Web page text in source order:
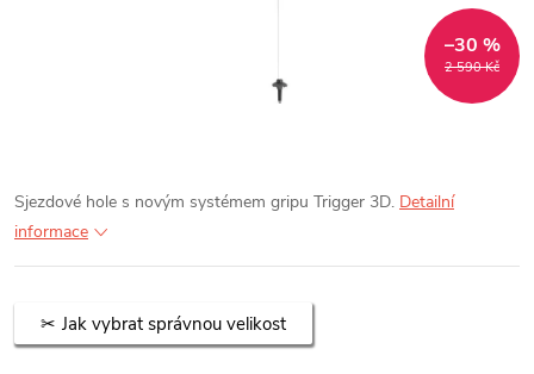
2 590 Kč
–30 %
Sjezdové hole s novým systémem gripu Trigger 3D. Detailní
informace
Jak vybrat správnou velikost